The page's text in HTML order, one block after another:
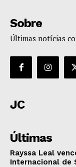
Sobre
Últimas notícias
JC
Últimas
Rayssa Leal
Internacional de